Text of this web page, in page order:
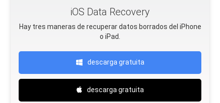
iOS Data Recovery
Hay tres maneras de recuperar datos borrados del iPhone
o iPad.
descarga gratuita
descarga gratuita